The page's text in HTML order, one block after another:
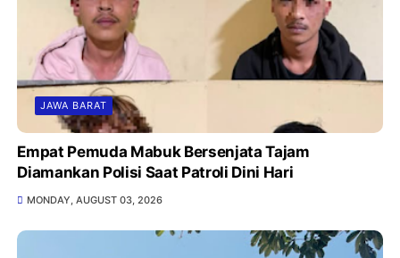
JAWA BARAT
Empat Pemuda Mabuk Bersenjata Tajam
Diamankan Polisi Saat Patroli Dini Hari
MONDAY, AUGUST 03, 2026